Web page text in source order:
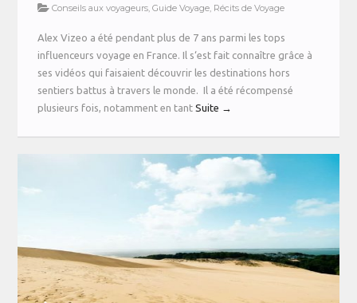
Conseils aux voyageurs,Guide Voyage, Récits de Voyage
Alex Vizeo a été pendant plus de 7 ans parmi les tops
influenceurs voyage en France. Il s‘est fait connaître grâce à
ses vidéos qui faisaient découvrir les destinations hors
sentiers battus à travers le monde. Il a été récompensé
plusieurs fois, notamment en tantSuite →